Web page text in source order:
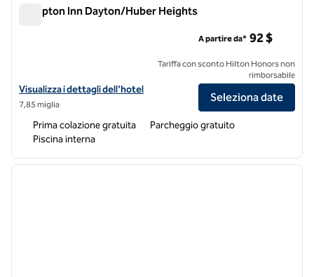
Hampton Inn Dayton/Huber Heights
Visualizza i dettagli dell'hotel Hampton Inn Dayton/Huber Heights
Visualizza i dettagli dell'hotel
7,85 miglia
A partire da* 92 $
Tariffa con sconto Hilton Honors non
rimborsabile
Seleziona date
Prima colazione gratuita
Parcheggio gratuito
Piscina interna
1 di 12